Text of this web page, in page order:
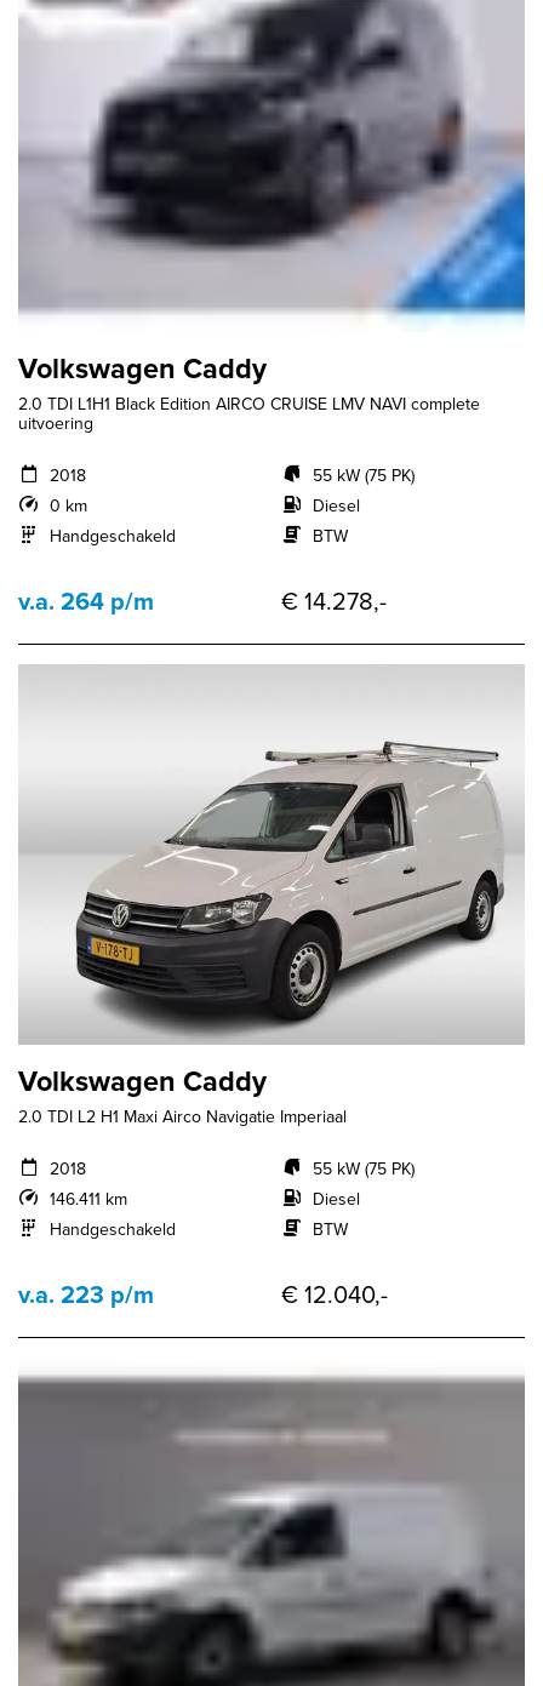
Volkswagen Caddy
2.0 TDI L1H1 Black Edition AIRCO CRUISE LMV NAVI complete
uitvoering
2018
0 km
Handgeschakeld
55 kW (75 PK)
Diesel
BTW
v.a. 264 p/m € 14.278,-
Volkswagen Caddy
2.0 TDI L2 H1 Maxi Airco Navigatie Imperiaal
2018
146.411 km
Handgeschakeld
55 kW (75 PK)
Diesel
BTW
v.a. 223 p/m € 12.040,-